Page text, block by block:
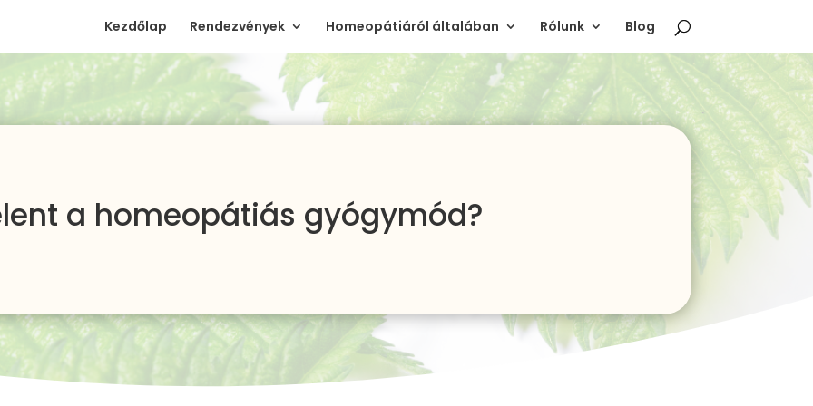
Kezdőlap Rendezvények Homeopátiáról általában Rólunk Blog
a homeopátiás gyógymód?